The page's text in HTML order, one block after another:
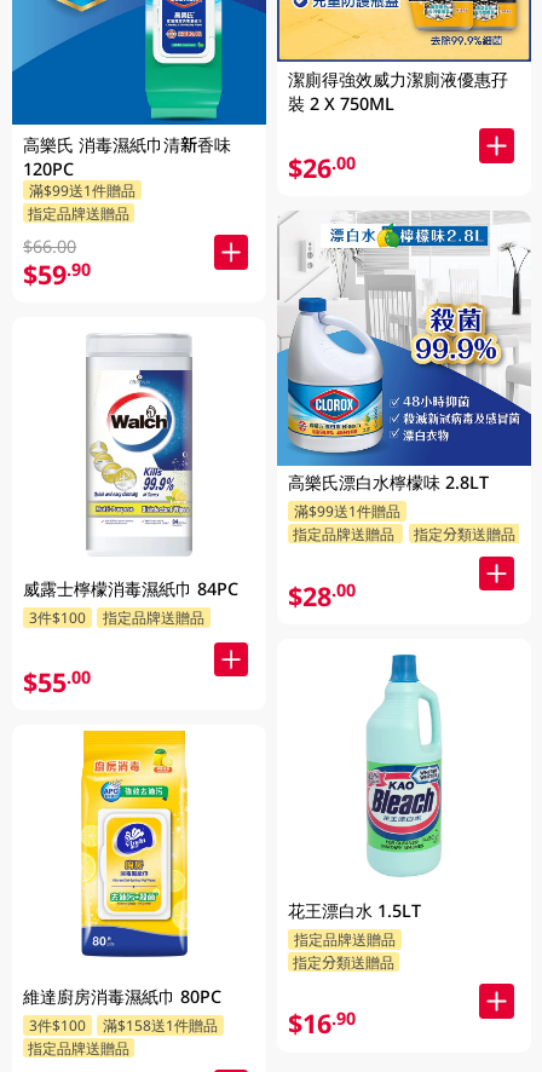
高樂氏 消毒濕紙巾清新香味
120PC
滿$99送1件贈品
指定品牌送贈品
$66.00
$59.90
威露士檸檬消毒濕紙巾 84PC
3件$100 指定品牌送贈品
$55.00
維達廚房消毒濕紙巾 80PC
3件$100
滿$158送1件贈品
指定品牌送贈品
潔廁得強效威力潔廁液優惠孖
裝 2 X 750ML
$26.00
高樂氏漂白水檸檬味 2.8LT
滿$99送1件贈品
指定品牌送贈品
指定分類送贈品
$28.00
花王漂白水 1.5LT
指定品牌送贈品
指定分類送贈品
$16.90